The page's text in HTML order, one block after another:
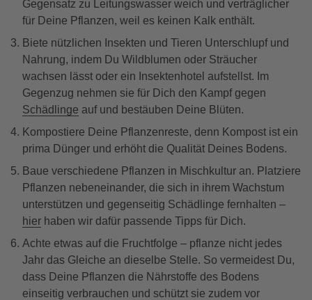
Gegensatz zu Leitungswasser weich und verträglicher
für Deine Pflanzen, weil es keinen Kalk enthält.
Biete nützlichen Insekten und Tieren Unterschlupf und
Nahrung, indem Du Wildblumen oder Sträucher
wachsen lässt oder ein Insektenhotel aufstellst. Im
Gegenzug nehmen sie für Dich den Kampf gegen
Schädlinge auf und bestäuben Deine Blüten.
Kompostiere Deine Pflanzenreste, denn Kompost ist ein
prima Dünger und erhöht die Qualität Deines Bodens.
Baue verschiedene Pflanzen in Mischkultur an. Platziere
Pflanzen nebeneinander, die sich in ihrem Wachstum
unterstützen und gegenseitig Schädlinge fernhalten –
hier haben wir dafür passende Tipps für Dich.
Achte etwas auf die Fruchtfolge – pflanze nicht jedes
Jahr das Gleiche an dieselbe Stelle. So vermeidest Du,
dass Deine Pflanzen die Nährstoffe des Bodens
einseitig verbrauchen und schützt sie zudem vor